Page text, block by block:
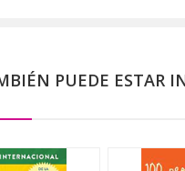
PUEDE ESTAR